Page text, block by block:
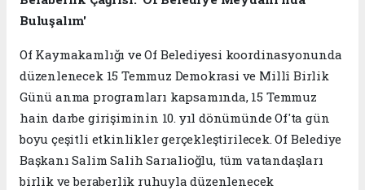
Buluşalım'
Of Kaymakamlığı ve Of Belediyesi koordinasyonunda
düzenlenecek 15 Temmuz Demokrasi ve Millî Birlik
Günü anma programları kapsamında, 15 Temmuz
hain darbe girişiminin 10. yıl dönümünde Of'ta gün
boyu çeşitli etkinlikler gerçekleştirilecek. Of Belediye
Başkanı Salim Salih Sarıalioğlu, tüm vatandaşları
birlik ve beraberlik ruhuyla düzenlenecek